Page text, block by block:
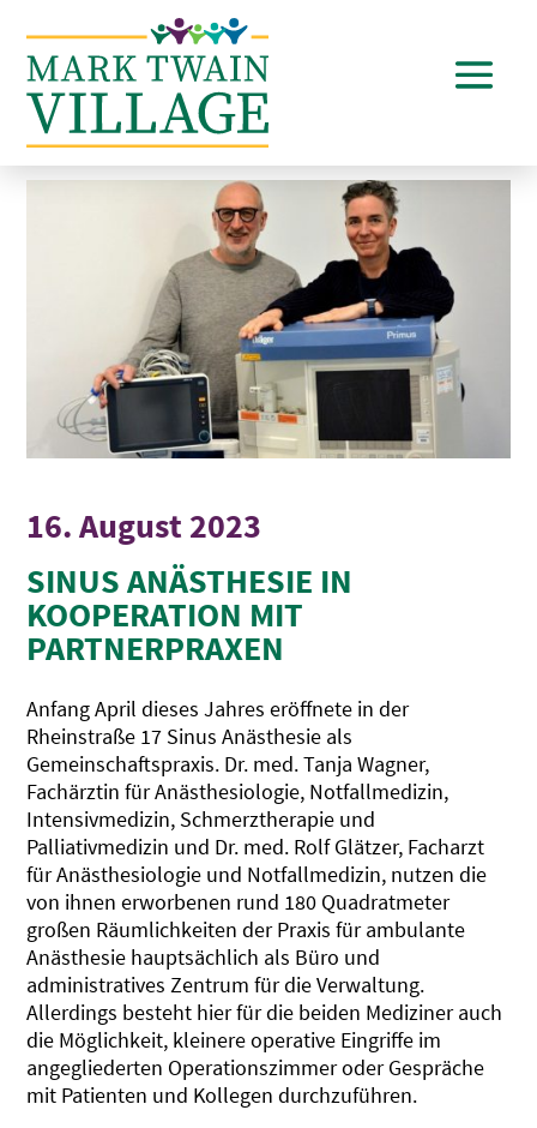
16. August 2023
SINUS ANÄSTHESIE IN
KOOPERATION MIT
PARTNERPRAXEN
Anfang April dieses Jahres eröffnete in der
Rheinstraße 17 Sinus Anästhesie als
Gemeinschaftspraxis. Dr. med. Tanja Wagner,
Fachärztin für Anästhesiologie, Notfallmedizin,
Intensivmedizin, Schmerztherapie und
Palliativmedizin und Dr. med. Rolf Glätzer, Facharzt
für Anästhesiologie und Notfallmedizin, nutzen die
von ihnen erworbenen rund 180 Quadratmeter
großen Räumlichkeiten der Praxis für ambulante
Anästhesie hauptsächlich als Büro und
administratives Zentrum für die Verwaltung.
Allerdings besteht hier für die beiden Mediziner auch
die Möglichkeit, kleinere operative Eingriffe im
angegliederten Operationszimmer oder Gespräche
mit Patienten und Kollegen durchzuführen.